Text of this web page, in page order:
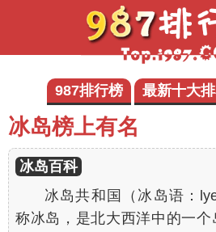
987排行榜 最新十大
冰岛榜上有名
冰岛百科
冰岛共和国（冰岛语：
称冰岛，是北大西洋中的一